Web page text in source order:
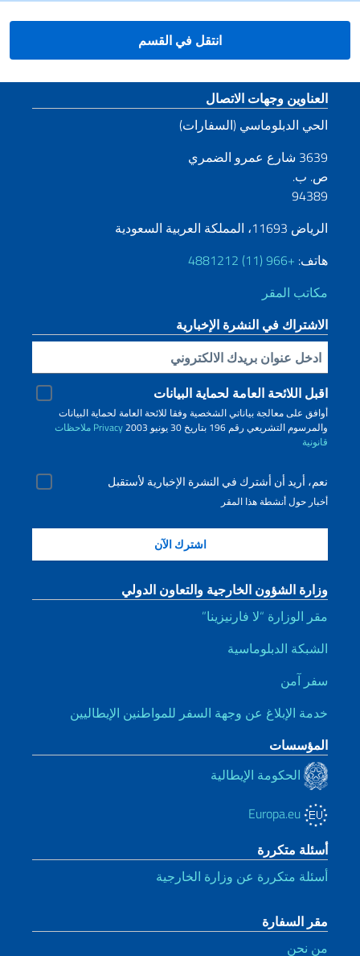
انتقل في القسم
قسم التذييل
العناوين وجهات الاتصال
الحي الدبلوماسي (السفارات)
3639 شارع عمرو الضمري
ص. ب.
94389
الرياض 11693، المملكة العربية السعودية
هاتف: +966 (11) 4881212
مكاتب المقر
الاشتراك في النشرة الإخبارية
Inserisci la tua email
اقبل اللائحة العامة لحماية البيانات
أوافق على معالجة بياناتي الشخصية وفقا للائحة العامة لحماية البيانات
والمرسوم التشريعي رقم 196 بتاريخ 30 يونيو 2003
Privacy ملاحظات
قانونية
نعم، أريد أن أشترك في النشرة الإخبارية لأستقبل
أخبار حول أنشطة هذا المقر
وزارة الشؤون الخارجية والتعاون الدولي
مقر الوزارة “لا فارنيزينا”
الشبكة الدبلوماسية
سفر آمن
خدمة الإبلاغ عن وجهة السفر للمواطنين الإيطاليين
المؤسسات
الحكومة الإيطالية
أسئلة متكررة
أسئلة متكررة عن وزارة الخارجية
مقر السفارة
من نحن